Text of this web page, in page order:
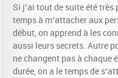
Si j’ai tout de suite été très
temps à m’attacher aux
début, on apprend à les
aussi leurs secrets. Autre
ne changent pas à chaque
durée, on a le temps de